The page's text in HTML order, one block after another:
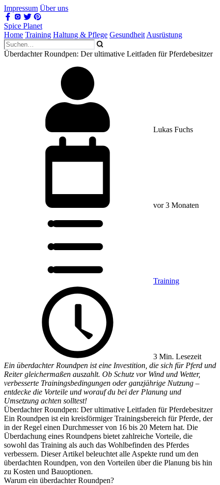
Impressum Über uns
Spice Planet
Home Training Haltung & Pflege Gesundheit Ausrüstung
Überdachter Roundpen: Der ultimative Leitfaden für Pferdebesitzer
Lukas Fuchs
vor 3 Monaten
Training
3 Min. Lesezeit
Ein überdachter Roundpen ist eine Investition, die sich für Pferd und
Reiter gleichermaßen auszahlt. Ob Schutz vor Wind und Wetter,
verbesserte Trainingsbedingungen oder ganzjährige Nutzung –
entdecke die Vorteile und worauf du bei der Planung und
Umsetzung achten solltest!
Überdachter Roundpen: Der ultimative Leitfaden für Pferdebesitzer
Ein Roundpen ist ein kreisförmiger Trainingsbereich für Pferde, der
in der Regel einen Durchmesser von 16 bis 20 Metern hat. Die
Überdachung eines Roundpens bietet zahlreiche Vorteile, die
sowohl das Training als auch das Wohlbefinden des Pferdes
verbessern. Dieser Artikel beleuchtet alle Aspekte rund um den
überdachten Roundpen, von den Vorteilen über die Planung bis hin
zu Kosten und Bauoptionen.
Warum ein überdachter Roundpen?